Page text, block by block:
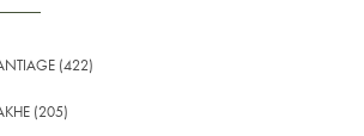
(422)
(205)